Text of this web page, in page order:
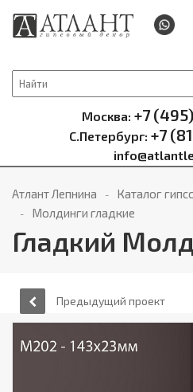
Москва: +7
С.Петербург: +7
Атлант Лепнина
Каталог
Молдинги гладкие
Гладкий
Предыдущий проект